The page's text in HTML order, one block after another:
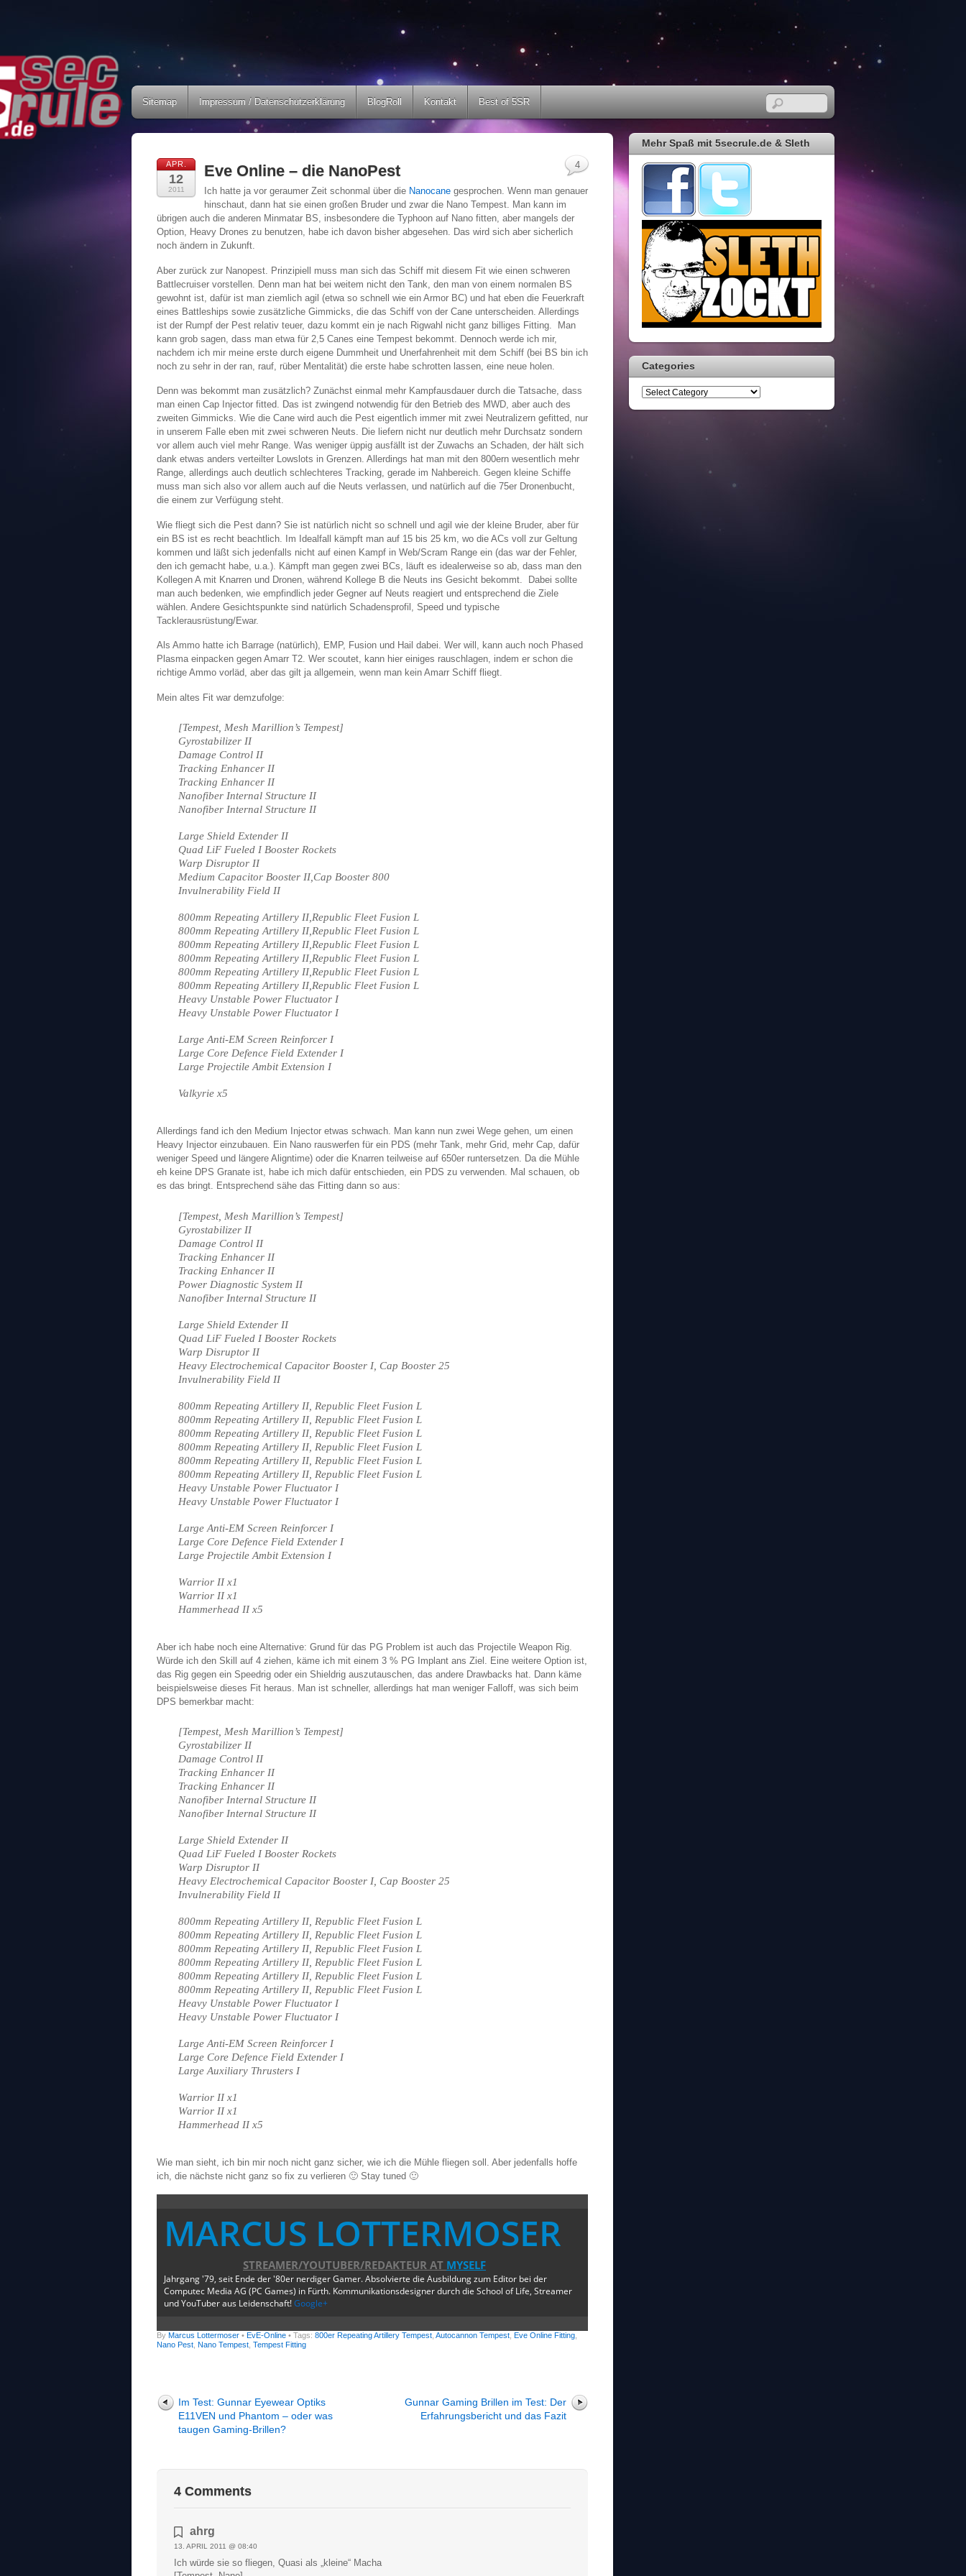
Sitemap Impressum / Datenschutzerklärung BlogRoll Kontakt Best of 5SR
APR.
12
2011
Eve Online – die NanoPest
Ich hatte ja vor geraumer Zeit schonmal über die Nanocane gesprochen. Wenn man genauer
hinschaut, dann hat sie einen großen Bruder und zwar die Nano Tempest. Man kann im
übrigen auch die anderen Minmatar BS, insbesondere die Typhoon auf Nano fitten, aber mangels der
Option, Heavy Drones zu benutzen, habe ich davon bisher abgesehen. Das wird sich aber sicherlich
noch ändern in Zukunft.
Aber zurück zur Nanopest. Prinzipiell muss man sich das Schiff mit diesem Fit wie einen schweren
Battlecruiser vorstellen. Denn man hat bei weitem nicht den Tank, den man von einem normalen BS
gewohnt ist, dafür ist man ziemlich agil (etwa so schnell wie ein Armor BC) und hat eben die Feuerkraft
eines Battleships sowie zusätzliche Gimmicks, die das Schiff von der Cane unterscheiden. Allerdings
ist der Rumpf der Pest relativ teuer, dazu kommt ein je nach Rigwahl nicht ganz billiges Fitting. Man
kann grob sagen, dass man etwa für 2,5 Canes eine Tempest bekommt. Dennoch werde ich mir,
nachdem ich mir meine erste durch eigene Dummheit und Unerfahrenheit mit dem Schiff (bei BS bin ich
noch zu sehr in der ran, rauf, rüber Mentalität) die erste habe schrotten lassen, eine neue holen.
Denn was bekommt man zusätzlich? Zunächst einmal mehr Kampfausdauer durch die Tatsache, dass
man einen Cap Injector fitted. Das ist zwingend notwendig für den Betrieb des MWD, aber auch des
zweiten Gimmicks. Wie die Cane wird auch die Pest eigentlich immer mit zwei Neutralizern gefitted, nur
in unserem Falle eben mit zwei schweren Neuts. Die liefern nicht nur deutlich mehr Durchsatz sondern
vor allem auch viel mehr Range. Was weniger üppig ausfällt ist der Zuwachs an Schaden, der hält sich
dank etwas anders verteilter Lowslots in Grenzen. Allerdings hat man mit den 800ern wesentlich mehr
Range, allerdings auch deutlich schlechteres Tracking, gerade im Nahbereich. Gegen kleine Schiffe
muss man sich also vor allem auch auf die Neuts verlassen, und natürlich auf die 75er Dronenbucht,
die einem zur Verfügung steht.
Wie fliegt sich die Pest dann? Sie ist natürlich nicht so schnell und agil wie der kleine Bruder, aber für
ein BS ist es recht beachtlich. Im Idealfall kämpft man auf 15 bis 25 km, wo die ACs voll zur Geltung
kommen und läßt sich jedenfalls nicht auf einen Kampf in Web/Scram Range ein (das war der Fehler,
den ich gemacht habe, u.a.). Kämpft man gegen zwei BCs, läuft es idealerweise so ab, dass man den
Kollegen A mit Knarren und Dronen, während Kollege B die Neuts ins Gesicht bekommt. Dabei sollte
man auch bedenken, wie empfindlich jeder Gegner auf Neuts reagiert und entsprechend die Ziele
wählen. Andere Gesichtspunkte sind natürlich Schadensprofil, Speed und typische
Tacklerausrüstung/Ewar.
Als Ammo hatte ich Barrage (natürlich), EMP, Fusion und Hail dabei. Wer will, kann auch noch Phased
Plasma einpacken gegen Amarr T2. Wer scoutet, kann hier einiges rauschlagen, indem er schon die
richtige Ammo vorläd, aber das gilt ja allgemein, wenn man kein Amarr Schiff fliegt.
Mein altes Fit war demzufolge:
[Tempest, Mesh Marillion’s Tempest]
Gyrostabilizer II
Damage Control II
Tracking Enhancer II
Tracking Enhancer II
Nanofiber Internal Structure II
Nanofiber Internal Structure II
Large Shield Extender II
Quad LiF Fueled I Booster Rockets
Warp Disruptor II
Medium Capacitor Booster II,Cap Booster 800
Invulnerability Field II
800mm Repeating Artillery II,Republic Fleet Fusion L
800mm Repeating Artillery II,Republic Fleet Fusion L
800mm Repeating Artillery II,Republic Fleet Fusion L
800mm Repeating Artillery II,Republic Fleet Fusion L
800mm Repeating Artillery II,Republic Fleet Fusion L
800mm Repeating Artillery II,Republic Fleet Fusion L
Heavy Unstable Power Fluctuator I
Heavy Unstable Power Fluctuator I
Large Anti-EM Screen Reinforcer I
Large Core Defence Field Extender I
Large Projectile Ambit Extension I
Valkyrie x5
Allerdings fand ich den Medium Injector etwas schwach. Man kann nun zwei Wege gehen, um einen
Heavy Injector einzubauen. Ein Nano rauswerfen für ein PDS (mehr Tank, mehr Grid, mehr Cap, dafür
weniger Speed und längere Aligntime) oder die Knarren teilweise auf 650er runtersetzen. Da die Mühle
eh keine DPS Granate ist, habe ich mich dafür entschieden, ein PDS zu verwenden. Mal schauen, ob
es das bringt. Entsprechend sähe das Fitting dann so aus:
[Tempest, Mesh Marillion’s Tempest]
Gyrostabilizer II
Damage Control II
Tracking Enhancer II
Tracking Enhancer II
Power Diagnostic System II
Nanofiber Internal Structure II
Large Shield Extender II
Quad LiF Fueled I Booster Rockets
Warp Disruptor II
Heavy Electrochemical Capacitor Booster I, Cap Booster 25
Invulnerability Field II
800mm Repeating Artillery II, Republic Fleet Fusion L
800mm Repeating Artillery II, Republic Fleet Fusion L
800mm Repeating Artillery II, Republic Fleet Fusion L
800mm Repeating Artillery II, Republic Fleet Fusion L
800mm Repeating Artillery II, Republic Fleet Fusion L
800mm Repeating Artillery II, Republic Fleet Fusion L
Heavy Unstable Power Fluctuator I
Heavy Unstable Power Fluctuator I
Large Anti-EM Screen Reinforcer I
Large Core Defence Field Extender I
Large Projectile Ambit Extension I
Warrior II x1
Warrior II x1
Hammerhead II x5
Aber ich habe noch eine Alternative: Grund für das PG Problem ist auch das Projectile Weapon Rig.
Würde ich den Skill auf 4 ziehen, käme ich mit einem 3 % PG Implant ans Ziel. Eine weitere Option ist,
das Rig gegen ein Speedrig oder ein Shieldrig auszutauschen, das andere Drawbacks hat. Dann käme
beispielsweise dieses Fit heraus. Man ist schneller, allerdings hat man weniger Falloff, was sich beim
DPS bemerkbar macht:
[Tempest, Mesh Marillion’s Tempest]
Gyrostabilizer II
Damage Control II
Tracking Enhancer II
Tracking Enhancer II
Nanofiber Internal Structure II
Nanofiber Internal Structure II
Large Shield Extender II
Quad LiF Fueled I Booster Rockets
Warp Disruptor II
Heavy Electrochemical Capacitor Booster I, Cap Booster 25
Invulnerability Field II
800mm Repeating Artillery II, Republic Fleet Fusion L
800mm Repeating Artillery II, Republic Fleet Fusion L
800mm Repeating Artillery II, Republic Fleet Fusion L
800mm Repeating Artillery II, Republic Fleet Fusion L
800mm Repeating Artillery II, Republic Fleet Fusion L
800mm Repeating Artillery II, Republic Fleet Fusion L
Heavy Unstable Power Fluctuator I
Heavy Unstable Power Fluctuator I
Large Anti-EM Screen Reinforcer I
Large Core Defence Field Extender I
Large Auxiliary Thrusters I
Warrior II x1
Warrior II x1
Hammerhead II x5
Wie man sieht, ich bin mir noch nicht ganz sicher, wie ich die Mühle fliegen soll. Aber jedenfalls hoffe
ich, die nächste nicht ganz so fix zu verlieren 🙂 Stay tuned 🙂
MARCUS LOTTERMOSER
STREAMER/YOUTUBER/REDAKTEUR AT MYSELF
Jahrgang '79, seit Ende der '80er nerdiger Gamer. Absolvierte die Ausbildung zum Editor bei der
Computec Media AG (PC Games) in Fürth. Kommunikationsdesigner durch die School of Life, Streamer
und YouTuber aus Leidenschaft!Google+
By Marcus Lottermoser • EvE-Online
4
• Tags: 800er Repeating Artillery Tempest Autocannon Tempest Eve Online Fitting
Nano Pest Nano Tempest Tempest Fitting
Im Test: Gunnar Eyewear Optiks
E11VEN und Phantom – oder was
taugen Gaming-Brillen?
Gunnar Gaming Brillen im Test: Der
Erfahrungsbericht und das Fazit
4 Comments
ahrg
13. APRIL 2011 @ 08:40
Ich würde sie so fliegen, Quasi als „kleine“ Macha
Mehr Spaß mit 5secrule.de & Sleth
Categories